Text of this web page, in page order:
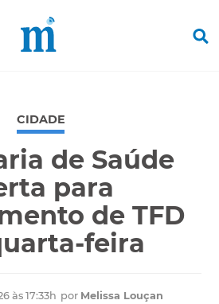
CIDADE
de Saúde
para
de TFD
feira
às 17:33h por Melissa Louçan